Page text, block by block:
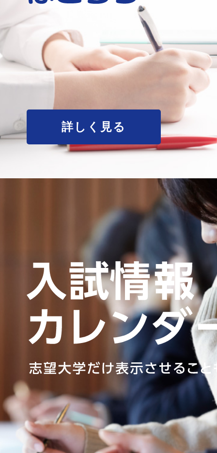
詳しく見る